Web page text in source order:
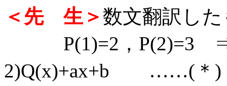
＜先 生＞数文翻訳し
P(1)=2，P(2)=3 ⇒
2)Q(x)+ax+b ……(＊)